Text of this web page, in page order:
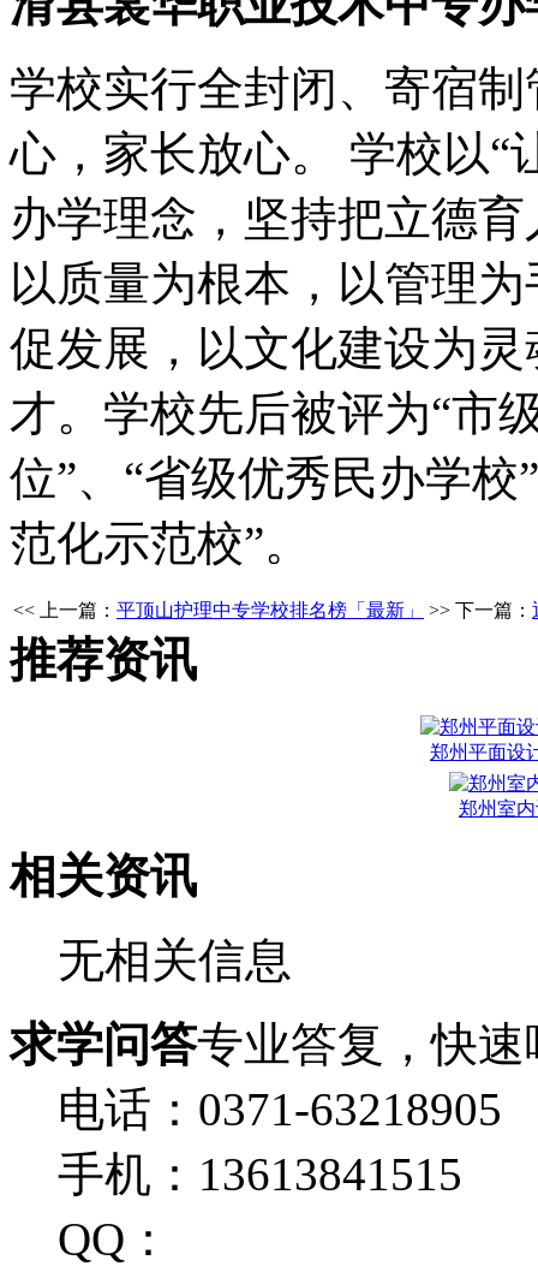
学校实行全封闭、寄宿
心，家长放心。 学校以“
办学理念，坚持把立德
以质量为根本，以管理
促发展，以文化建设为
才。学校先后被评为“市
位”、“省级优秀民办学校
范化示范校”。
<< 上一篇： 平顶山护理中专学校排名榜「最新」 >> 下一篇：
推荐资讯
郑州平面设
郑州室
相关资讯
无相关信息
求学问答专业答复，快速
电话：0371-63218905
手机：13613841515
QQ：